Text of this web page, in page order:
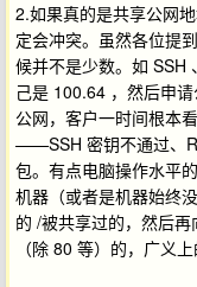
2.如果真的是共享公网
定会冲突。虽然各位提
候并不是少数。如 SSH
己是 100.64 ，然后申
公网，客户一时间根本
——SSH 密钥不通过、
包。有点电脑操作水平
机器（或者是机器始终
的 /被共享过的，然后
（除 80 等）的，广义